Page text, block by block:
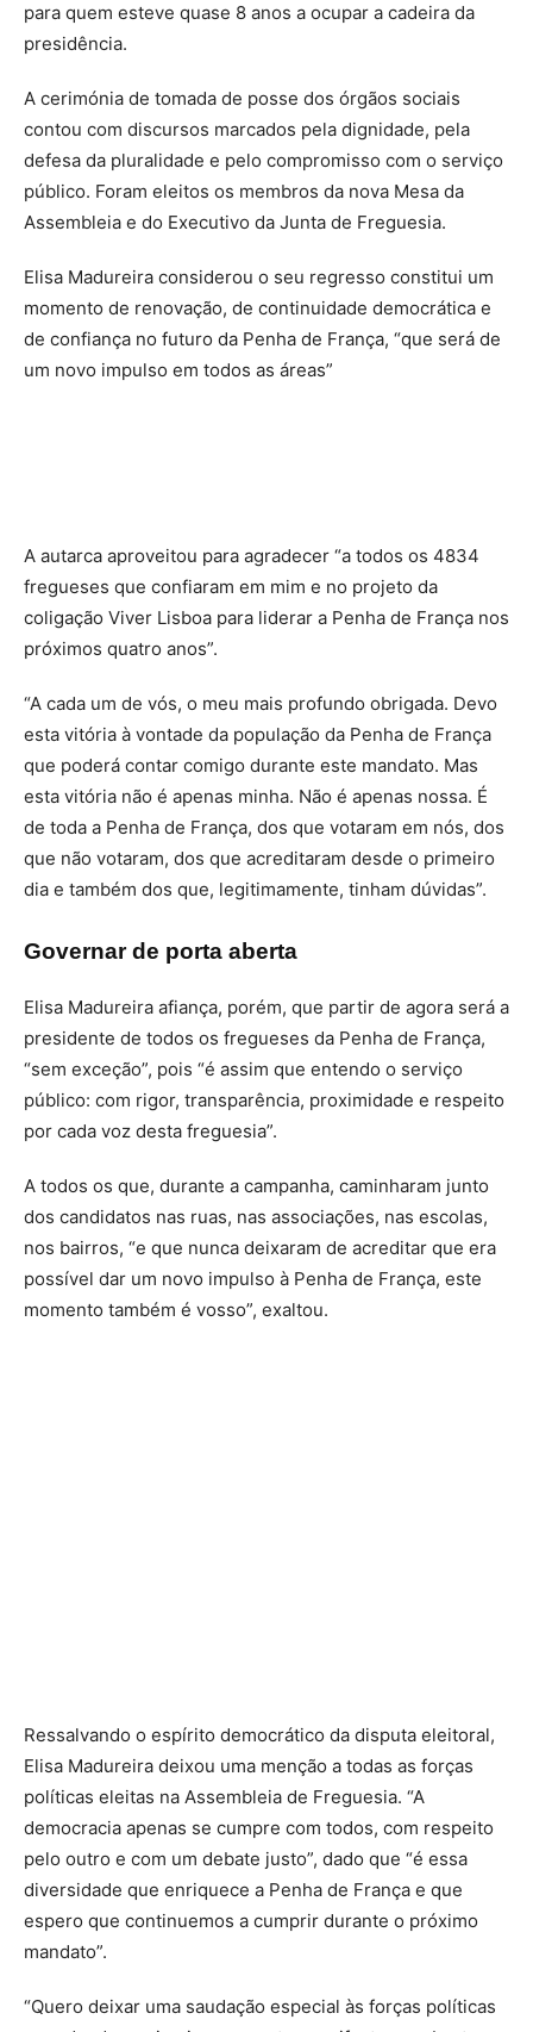
para quem esteve quase 8 anos a ocupar a cadeira da
presidência.
A cerimónia de tomada de posse dos órgãos sociais
contou com discursos marcados pela dignidade, pela
defesa da pluralidade e pelo compromisso com o serviço
público. Foram eleitos os membros da nova Mesa da
Assembleia e do Executivo da Junta de Freguesia.
Elisa Madureira considerou o seu regresso constitui um
momento de renovação, de continuidade democrática e
de confiança no futuro da Penha de França, “que será de
um novo impulso em todos as áreas”
A autarca aproveitou para agradecer “a todos os 4834
fregueses que confiaram em mim e no projeto da
coligação Viver Lisboa para liderar a Penha de França nos
próximos quatro anos”.
“A cada um de vós, o meu mais profundo obrigada. Devo
esta vitória à vontade da população da Penha de França
que poderá contar comigo durante este mandato. Mas
esta vitória não é apenas minha. Não é apenas nossa. É
de toda a Penha de França, dos que votaram em nós, dos
que não votaram, dos que acreditaram desde o primeiro
dia e também dos que, legitimamente, tinham dúvidas”.
Governar de porta aberta
Elisa Madureira afiança, porém, que partir de agora será a
presidente de todos os fregueses da Penha de França,
“sem exceção”, pois “é assim que entendo o serviço
público: com rigor, transparência, proximidade e respeito
por cada voz desta freguesia”.
A todos os que, durante a campanha, caminharam junto
dos candidatos nas ruas, nas associações, nas escolas,
nos bairros, “e que nunca deixaram de acreditar que era
possível dar um novo impulso à Penha de França, este
momento também é vosso”, exaltou.
Ressalvando o espírito democrático da disputa eleitoral,
Elisa Madureira deixou uma menção a todas as forças
políticas eleitas na Assembleia de Freguesia. “A
democracia apenas se cumpre com todos, com respeito
pelo outro e com um debate justo”, dado que “é essa
diversidade que enriquece a Penha de França e que
espero que continuemos a cumprir durante o próximo
mandato”.
“Quero deixar uma saudação especial às forças políticas